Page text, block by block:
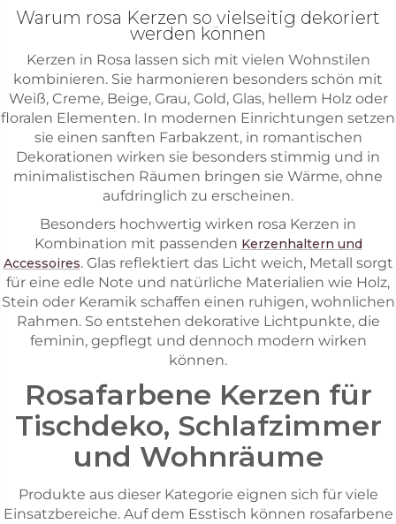
Warum rosa Kerzen so vielseitig dekoriert
werden können
Kerzen in Rosa lassen sich mit vielen Wohnstilen
kombinieren. Sie harmonieren besonders schön mit
Weiß, Creme, Beige, Grau, Gold, Glas, hellem Holz oder
floralen Elementen. In modernen Einrichtungen setzen
sie einen sanften Farbakzent, in romantischen
Dekorationen wirken sie besonders stimmig und in
minimalistischen Räumen bringen sie Wärme, ohne
aufdringlich zu erscheinen.
Besonders hochwertig wirken rosa Kerzen in
Kombination mit passenden Kerzenhaltern und
Accessoires. Glas reflektiert das Licht weich, Metall sorgt
für eine edle Note und natürliche Materialien wie Holz,
Stein oder Keramik schaffen einen ruhigen, wohnlichen
Rahmen. So entstehen dekorative Lichtpunkte, die
feminin, gepflegt und dennoch modern wirken
können.
Rosafarbene Kerzen für
Tischdeko, Schlafzimmer
und Wohnräume
Produkte aus dieser Kategorie eignen sich für viele
Einsatzbereiche. Auf dem Esstisch können rosafarbene